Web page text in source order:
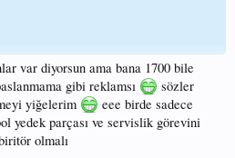
var diyorsun ama bana 1700 bile
gibi reklamsı
sözler
yiğelerim
eee birde sadece
yedek parçası ve servislik görevini
olmalı